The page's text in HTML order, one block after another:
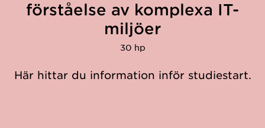
förståelse av komplexa IT-
miljöer
30 hp
Här hittar du information inför studiestart.